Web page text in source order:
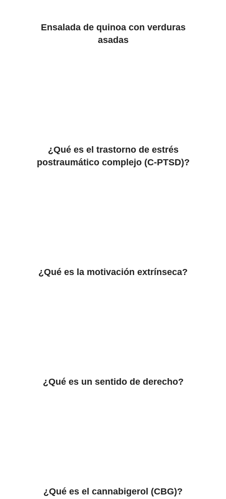
Ensalada de quinoa con verduras
asadas
¿Qué es el trastorno de estrés
postraumático complejo (C-PTSD)?
¿Qué es la motivación extrínseca?
¿Qué es un sentido de derecho?
¿Qué es el cannabigerol (CBG)?